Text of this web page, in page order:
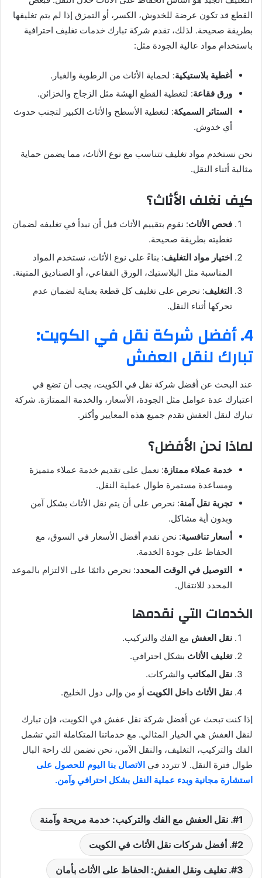
القطع قد تكون عرضة للخدوش، الكسر، أو التمزق إذا لم يتم تغليفها
بطريقة صحيحة. لذلك، تقدم شركة تبارك خدمات تغليف احترافية
باستخدام مواد عالية الجودة مثل:
أغطية بلاستيكية: لحماية الأثاث من الرطوبة والغبار.
ورق فقاعة: لتغطية القطع الهشة مثل الزجاج والخزائن.
الستائر السميكة: لتغطية الأسطح والأثاث الكبير لتجنب حدوث
أي خدوش.
نحن نستخدم مواد تغليف تتناسب مع نوع الأثاث، مما يضمن حماية
مثالية أثناء النقل.
كيف نغلف الأثاث؟
فحص الأثاث: نقوم بتقييم الأثاث قبل أن نبدأ في تغليفه لضمان
تغطيته بطريقة صحيحة.
اختيار مواد التغليف: بناءً على نوع الأثاث، نستخدم المواد
المناسبة مثل البلاستيك، الورق الفقاعي، أو الصناديق المتينة.
التغليف: نحرص على تغليف كل قطعة بعناية لضمان عدم
تحركها أثناء النقل.
4. أفضل شركة نقل في الكويت:
تبارك لنقل العفش
عند البحث عن أفضل شركة نقل في الكويت، يجب أن تضع في
اعتبارك عدة عوامل مثل الجودة، الأسعار، والخدمة الممتازة. شركة
تبارك لنقل العفش تقدم جميع هذه المعايير وأكثر.
لماذا نحن الأفضل؟
خدمة عملاء ممتازة: نعمل على تقديم خدمة عملاء متميزة
ومساعدة مستمرة طوال عملية النقل.
تجربة نقل آمنة: نحرص على أن يتم نقل الأثاث بشكل آمن
وبدون أية مشاكل.
أسعار تنافسية: نحن نقدم أفضل الأسعار في السوق، مع
الحفاظ على جودة الخدمة.
التوصيل في الوقت المحدد: نحرص دائمًا على الالتزام بالموعد
المحدد للانتقال.
الخدمات التي نقدمها
نقل العفش مع الفك والتركيب.
تغليف الأثاث بشكل احترافي.
نقل المكاتب والشركات.
نقل الأثاث داخل الكويت أو من وإلى دول الخليج.
إذا كنت تبحث عن أفضل شركة نقل عفش في الكويت، فإن تبارك
لنقل العفش هي الخيار المثالي. مع خدماتنا المتكاملة التي تشمل
الفك والتركيب، التغليف، والنقل الآمن، نحن نضمن لك راحة البال
طوال فترة النقل. لا تتردد في الاتصال بنا اليوم للحصول على
استشارة مجانية وبدء عملية النقل بشكل احترافي وآمن.
1. نقل العفش مع الفك والتركيب: خدمة مريحة وآمنة
2. أفضل شركات نقل الأثاث في الكويت
3. تغليف ونقل العفش: الحفاظ على الأثاث بأمان